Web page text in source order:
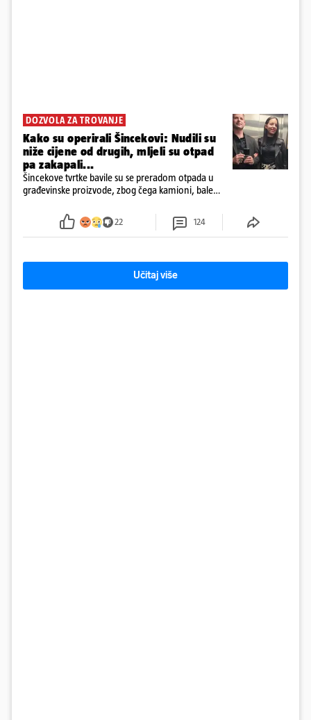
DOZVOLA ZA TROVANJE
Kako su operirali Šincekovi: Nudili su
niže cijene od drugih, mljeli su otpad
pa zakapali...
Šincekove tvrtke bavile su se preradom otpada u
građevinske proizvode, zbog čega kamioni, bale
22 124
Učitaj više